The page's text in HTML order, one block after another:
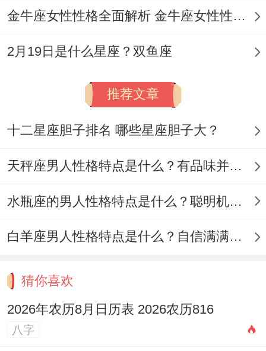
期积怨引发的爆发.
宫位联动跟十神交叉验证;夫妻宫合财官的关
交能力获益 但也需防利益纠葛。关键问题再
女命官星合入婚姻宫：伴侣事业成就对婚姻
有双重作用（如聚少离多）.
暗合合隐秘关系天干的支藏干的暗合（如寅
流年引发合局的应对步骤,预警期流年合动婚
行）巩固感情.
冲突期若已出现危机~需结合合局五行（如
金牛座女性性格全面解析 金牛座女性性格与脾气全揭秘
2月19日是什么星座？双鱼座
推荐文章
十二星座胆子排名 哪些星座胆子大？
天秤座男人性格特点是什么？有品味并注重美感
水瓶座的男人性格特点是什么？聪明机智理性冷静
白羊座男人性格特点是什么？自信满满但缺乏耐心
猜你喜欢
2026年农历8月日历表 2026农历816
八字